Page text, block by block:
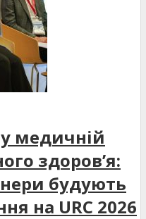
у медичній
здоров’я:
будують
на URC 2026